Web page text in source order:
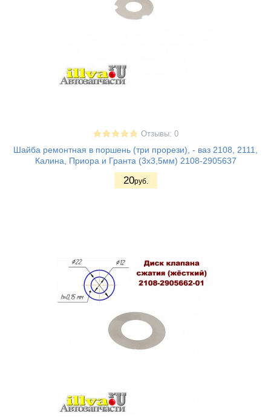
Отзывы: 0
Шайба ремонтная в поршень (три прорези), - ваз 2108, 2111,
Калина, Приора и Гранта (3х3,5мм) 2108-2905637
20руб.